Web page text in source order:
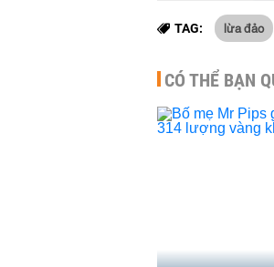
TAG: lừa đảo
CÓ THỂ BẠN